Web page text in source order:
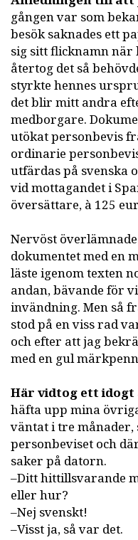
gången var som
besök saknades ett
sig sitt flicknamn när
återtog det så
styrkte hennes
det blir mitt andra
medborgare.
utökat personbevis
ordinarie
utfärdas på svenska
vid mottagandet i
översättare, à 125
Nervöst
dokumentet med en
läste igenom texten
andan, bävande för
invändning. Men så
stod på en viss rad
och efter att jag
med en gul
Här vidtog ett idogt
häfta upp mina
väntat i tre månader,
personbeviset och
saker på datorn.
–Ditt hittillsvarande
eller hur?
–Nej svenskt!
–Visst ja, så var det.